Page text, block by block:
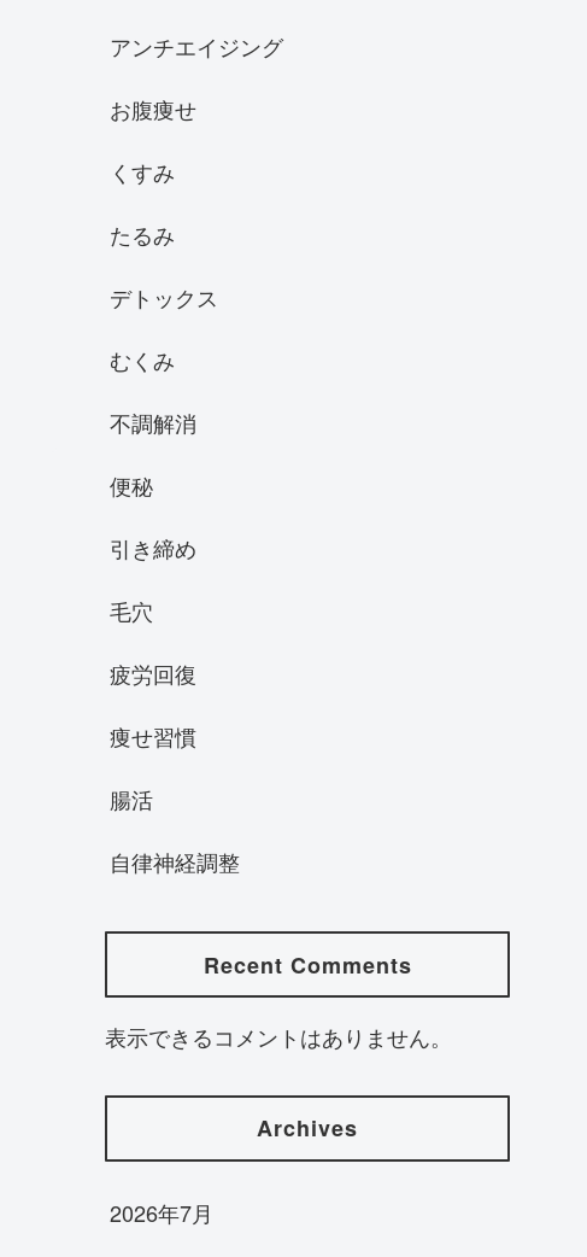
アンチエイジング
お腹痩せ
くすみ
たるみ
デトックス
むくみ
不調解消
便秘
引き締め
毛穴
疲労回復
痩せ習慣
腸活
自律神経調整
Recent Comments
表示できるコメントはありません。
Archives
2026年7月